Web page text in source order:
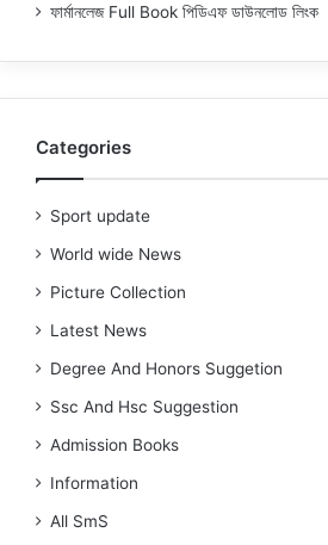
ফার্মানলেজ Full Book পিডিএফ ডাউনলোড লিংক
Categories
Sport update
World wide News
Picture Collection
Latest News
Degree And Honors Suggetion
Ssc And Hsc Suggestion
Admission Books
Information
All SmS